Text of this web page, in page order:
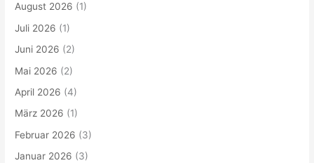
August 2026 (1)
Juli 2026 (1)
Juni 2026 (2)
Mai 2026 (2)
April 2026 (4)
März 2026 (1)
Februar 2026 (3)
Januar 2026 (3)